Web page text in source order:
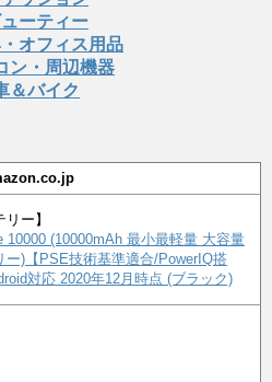
ューティー
・オフィス用品
ン・周辺機器
＆バイク
ー】
10000 (10000mAh 最小最軽量 大容量
ー)【PSE技術基準適合/PowerIQ搭
対応 2020年12月時点 (ブラック)